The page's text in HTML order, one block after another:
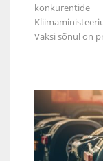
Vaksi sõnul on